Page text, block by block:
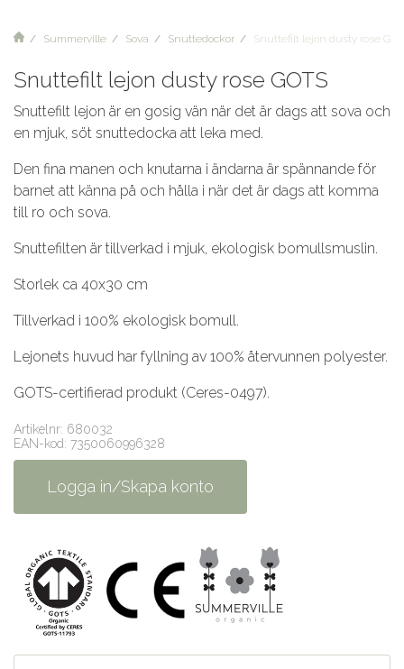
Summerville Sova Snuttedockor Snuttefilt lejon dusty rose
Snuttefilt lejon dusty rose GOTS
Snuttefilt lejon är en gosig vän när det är dags att sova och
en mjuk, söt snuttedocka att leka med.
Den fina manen och knutarna i ändarna är spännande för
barnet att känna på och hålla i när det är dags att komma
till ro och sova.
Snuttefilten är tillverkad i mjuk, ekologisk bomullsmuslin.
Storlek ca 40x30 cm
Tillverkad i 100% ekologisk bomull.
Lejonets huvud har fyllning av 100% återvunnen polyester.
GOTS-certifierad produkt (Ceres-0497).
Artikelnr: 680032
EAN-kod: 7350060996328
Logga in/Skapa konto